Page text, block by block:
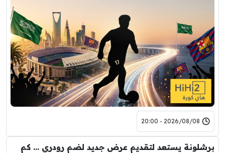
2026/08/08 - 20:00
برشلونة يستعد لتقديم عرض جديد لضم رودري … كم